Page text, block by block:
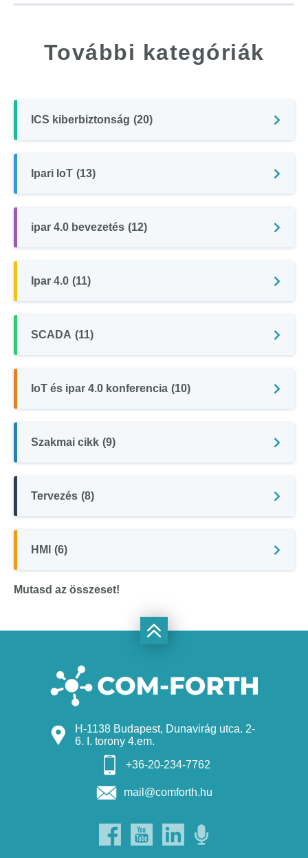
További kategóriák
ICS kiberbiztonság (20)
Ipari IoT (13)
ipar 4.0 bevezetés (12)
Ipar 4.0 (11)
SCADA (11)
IoT és ipar 4.0 konferencia (10)
Szakmai cikk (9)
Tervezés (8)
HMI (6)
Mutasd az összeset!
H-1138 Budapest, Dunavirág utca. 2-
6. I. torony 4.em.
+36-20-234-7762
mail@comforth.hu